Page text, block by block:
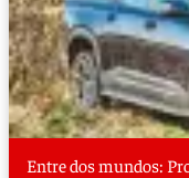
Entre dos mundos: